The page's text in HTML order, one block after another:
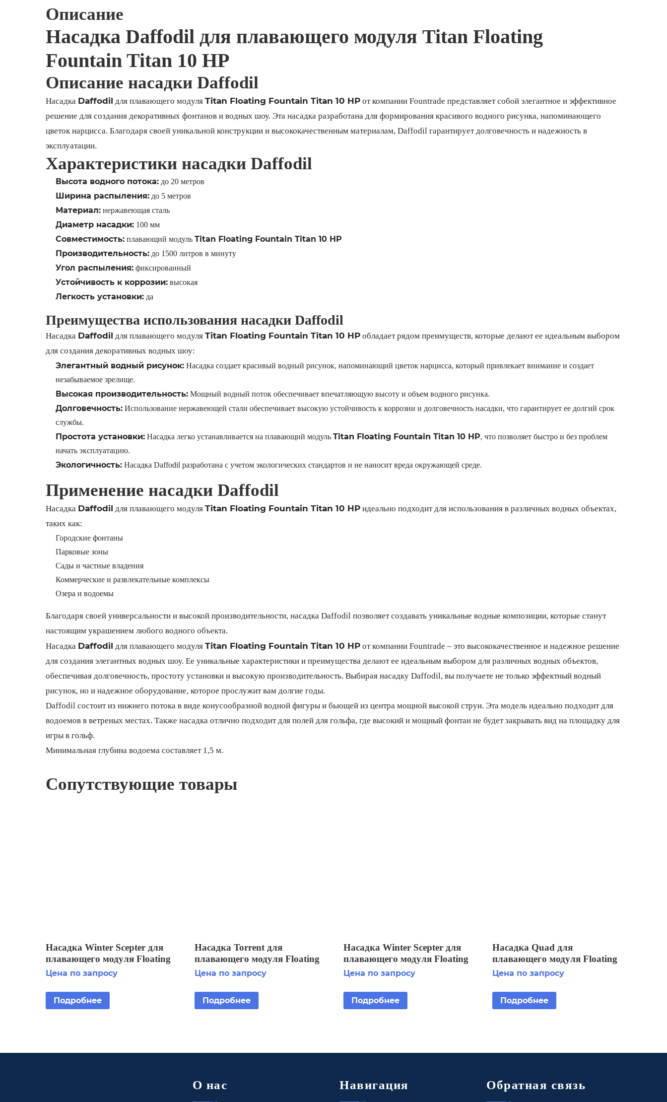
Описание
Насадка Daffodil для плавающего модуля Titan Floating
Fountain Titan 10 HP
Описание насадки Daffodil
Насадка Daffodil для плавающего модуля Titan Floating Fountain Titan 10 HPот компании Fountrade представляет собой элегантное и эффективное
решение для создания декоративных фонтанов и водных шоу. Эта насадка разработана для формирования красивого водного рисунка, напоминающего
цветок нарцисса. Благодаря своей уникальной конструкции и высококачественным материалам, Daffodil гарантирует долговечность и надежность в
эксплуатации.
Характеристики насадки Daffodil
Высота водного потока:до 20 метров
Ширина распыления:до 5 метров
Материал:нержавеющая сталь
Диаметр насадки:100 мм
Совместимость:плавающий модуль Titan Floating Fountain Titan 10 HP
Производительность:до 1500 литров в минуту
Угол распыления:фиксированный
Устойчивость к коррозии:высокая
Легкость установки:да
Преимущества использования насадки Daffodil
Насадка Daffodil для плавающего модуля Titan Floating Fountain Titan 10 HPобладает рядом преимуществ, которые делают ее идеальным выбором
для создания декоративных водных шоу:
Элегантный водный рисунок:Насадка создает красивый водный рисунок, напоминающий цветок нарцисса, который привлекает внимание и создает
незабываемое зрелище.
Высокая производительность:Мощный водный поток обеспечивает впечатляющую высоту и объем водного рисунка.
Долговечность:Использование нержавеющей стали обеспечивает высокую устойчивость к коррозии и долговечность насадки, что гарантирует ее долгий срок
службы.
Простота установки:Насадка легко устанавливается на плавающий модуль Titan Floating Fountain Titan 10 HP, что позволяет быстро и без проблем
начать эксплуатацию.
Экологичность:Насадка Daffodil разработана с учетом экологических стандартов и не наносит вреда окружающей среде.
Применение насадки Daffodil
Насадка Daffodil для плавающего модуля Titan Floating Fountain Titan 10 HPидеально подходит для использования в различных водных объектах,
таких как:
Городские фонтаны
Парковые зоны
Сады и частные владения
Коммерческие и развлекательные комплексы
Озера и водоемы
Благодаря своей универсальности и высокой производительности, насадка Daffodil позволяет создавать уникальные водные композиции, которые станут
настоящим украшением любого водного объекта.
Насадка Daffodil для плавающего модуля Titan Floating Fountain Titan 10 HPот компании Fountrade – это высококачественное и надежное решение
для создания элегантных водных шоу. Ее уникальные характеристики и преимущества делают ее идеальным выбором для различных водных объектов,
обеспечивая долговечность, простоту установки и высокую производительность. Выбирая насадку Daffodil, вы получаете не только эффектный водный
рисунок, но и надежное оборудование, которое прослужит вам долгие годы.
Daffodil состоит из нижнего потока в виде конусообразной водной фигуры и бьющей из центра мощной высокой струи. Эта модель идеально подходит для
водоемов в ветреных местах. Также насадка отлично подходит для полей для гольфа, где высокий и мощный фонтан не будет закрывать вид на площадку для
игры в гольф.
Минимальная глубина водоема составляет 1,5 м.
Сопутствующие товары
Насадка Winter Scepter для
плавающего модуля Floating
Display Aerator 2 HP
Цена по запросу
Подробнее
Насадка Torrent для
плавающего модуля Floating
Display Aerator 3 HP
Цена по запросу
Подробнее
Насадка Winter Scepter для
плавающего модуля Floating
Display Aerator 7 1/2 HP 2
Цена по запросу
Подробнее
Насадка Quad для
плавающего модуля Floating
Display Aerator 7 1/2 HP
Цена по запросу
Подробнее
О нас Навигация Обратная связь